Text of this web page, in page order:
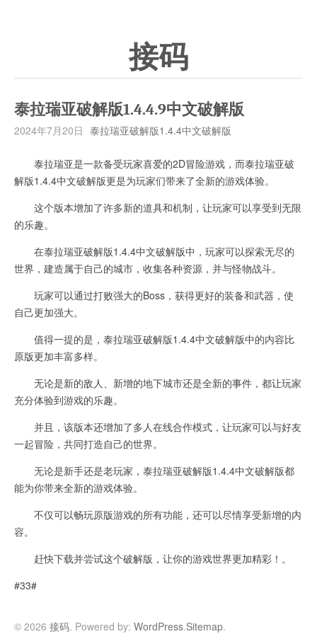
接码
泰拉瑞亚破解版1.4.4.9中文破解版
2024年7月20日 泰拉瑞亚破解版1.4.4中文破解版
泰拉瑞亚是一款备受玩家喜爱的2D冒险游戏，而泰拉瑞亚破
解版1.4.4中文破解版更是为玩家们带来了全新的游戏体验。
这个版本增加了许多新的道具和机制，让玩家可以享受到无限
的乐趣。
在泰拉瑞亚破解版1.4.4中文破解版中，玩家可以探索无尽的
世界，建造属于自己的城市，收集各种资源，并与怪物战斗。
玩家可以通过打败强大的Boss，获得更好的装备和武器，使
自己更加强大。
值得一提的是，泰拉瑞亚破解版1.4.4中文破解版中的内容比
原版更加丰富多样。
无论是新的敌人、新增的地下城市还是全新的事件，都让玩家
充分体验到游戏的乐趣。
并且，该版本还增加了多人在线合作模式，让玩家可以与好友
一起冒险，共同打造自己的世界。
无论是新手还是老玩家，泰拉瑞亚破解版1.4.4中文破解版都
能为你带来全新的游戏体验。
不仅可以畅玩原版游戏的所有功能，还可以尽情享受新增的内
容。
赶快下载并尝试这个破解版，让你的游戏世界更加精彩！。
#33#
© 2026 接码. Powered by: WordPress.Sitemap.